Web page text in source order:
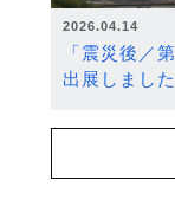
2026.04.14
「震災後／
出展しました